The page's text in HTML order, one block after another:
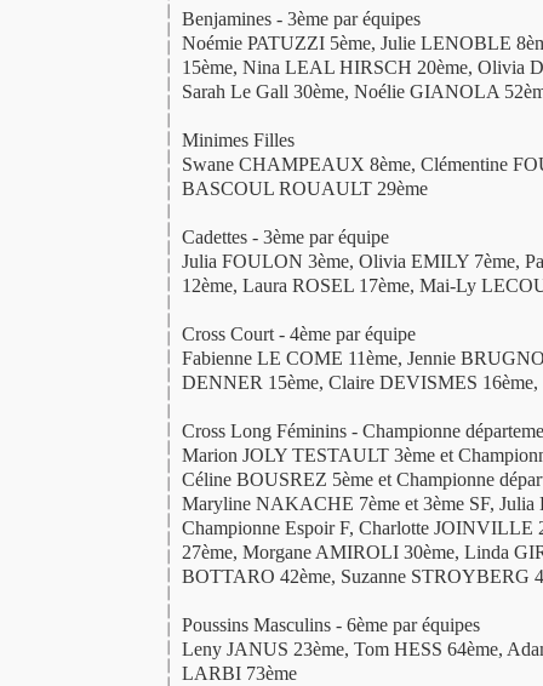
Benjamines - 3ème par équipes
Noémie PATUZZI 5ème, Julie LENOBLE
15ème, Nina LEAL HIRSCH 20ème, Olivia
Sarah Le Gall 30ème, Noélie GIANOLA
Minimes Filles
Swane CHAMPEAUX 8ème, Clémentine
BASCOUL ROUAULT 29ème
Cadettes - 3ème par équipe
Julia FOULON 3ème, Olivia EMILY 7ème,
12ème, Laura ROSEL 17ème, Mai-Ly
Cross Court - 4ème par équipe
Fabienne LE COME 11ème, Jennie
DENNER 15ème, Claire DEVISMES
Cross Long Féminins - Championne
Marion JOLY TESTAULT 3ème et
Céline BOUSREZ 5ème et Championne
Maryline NAKACHE 7ème et 3ème SF,
Championne Espoir F, Charlotte JOINVILLE
27ème, Morgane AMIROLI 30ème, Linda
BOTTARO 42ème, Suzanne STROYBERG
Poussins Masculins - 6ème par équipes
Leny JANUS 23ème, Tom HESS 64ème,
LARBI 73ème